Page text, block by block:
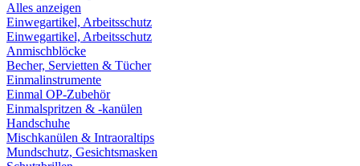
Alles anzeigen
Einwegartikel, Arbeitsschutz
Einwegartikel, Arbeitsschutz
Anmischblöcke
Becher, Servietten & Tücher
Einmalinstrumente
Einmal OP-Zubehör
Einmalspritzen & -kanülen
Handschuhe
Mischkanülen & Intraoraltips
Mundschutz, Gesichtsmasken